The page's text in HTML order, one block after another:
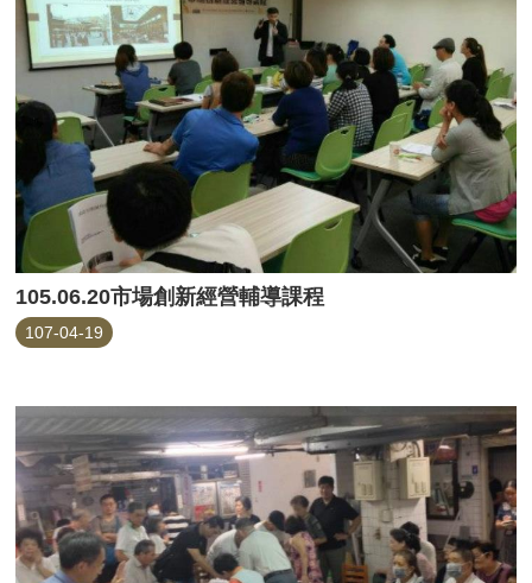
105.06.20市場創新經營輔導課程
107-04-19